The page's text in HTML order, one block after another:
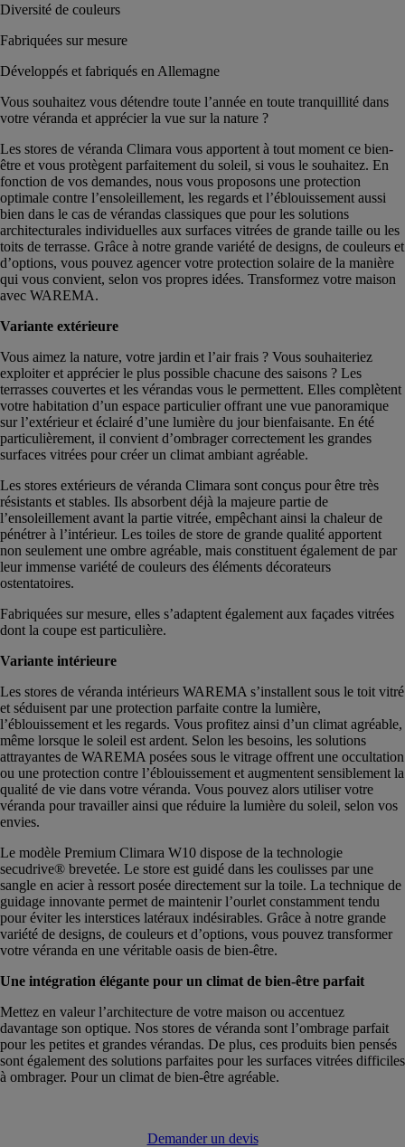
Diversité de couleurs
Fabriquées sur mesure
Développés et fabriqués en Allemagne
Vous souhaitez vous détendre toute l’année en toute tranquillité dans
votre véranda et apprécier la vue sur la nature ?
Les stores de véranda Climara vous apportent à tout moment ce bien-
être et vous protègent parfaitement du soleil, si vous le souhaitez. En
fonction de vos demandes, nous vous proposons une protection
optimale contre l’ensoleillement, les regards et l’éblouissement aussi
bien dans le cas de vérandas classiques que pour les solutions
architecturales individuelles aux surfaces vitrées de grande taille ou les
toits de terrasse. Grâce à notre grande variété de designs, de couleurs et
d’options, vous pouvez agencer votre protection solaire de la manière
qui vous convient, selon vos propres idées. Transformez votre maison
avec WAREMA.
Variante extérieure
Vous aimez la nature, votre jardin et l’air frais ? Vous souhaiteriez
exploiter et apprécier le plus possible chacune des saisons ? Les
terrasses couvertes et les vérandas vous le permettent. Elles complètent
votre habitation d’un espace particulier offrant une vue panoramique
sur l’extérieur et éclairé d’une lumière du jour bienfaisante. En été
particulièrement, il convient d’ombrager correctement les grandes
surfaces vitrées pour créer un climat ambiant agréable.
Les stores extérieurs de véranda Climara sont conçus pour être très
résistants et stables. Ils absorbent déjà la majeure partie de
l’ensoleillement avant la partie vitrée, empêchant ainsi la chaleur de
pénétrer à l’intérieur. Les toiles de store de grande qualité apportent
non seulement une ombre agréable, mais constituent également de par
leur immense variété de couleurs des éléments décorateurs
ostentatoires.
Fabriquées sur mesure, elles s’adaptent également aux façades vitrées
dont la coupe est particulière.
Variante intérieure
Les stores de véranda intérieurs WAREMA s’installent sous le toit vitré
et séduisent par une protection parfaite contre la lumière,
l’éblouissement et les regards. Vous profitez ainsi d’un climat agréable,
même lorsque le soleil est ardent. Selon les besoins, les solutions
attrayantes de WAREMA posées sous le vitrage offrent une occultation
ou une protection contre l’éblouissement et augmentent sensiblement la
qualité de vie dans votre véranda. Vous pouvez alors utiliser votre
véranda pour travailler ainsi que réduire la lumière du soleil, selon vos
envies.
Le modèle Premium Climara W10 dispose de la technologie
secudrive® brevetée. Le store est guidé dans les coulisses par une
sangle en acier à ressort posée directement sur la toile. La technique de
guidage innovante permet de maintenir l’ourlet constamment tendu
pour éviter les interstices latéraux indésirables. Grâce à notre grande
variété de designs, de couleurs et d’options, vous pouvez transformer
votre véranda en une véritable oasis de bien-être.
Une intégration élégante pour un climat de bien-être parfait
Mettez en valeur l’architecture de votre maison ou accentuez
davantage son optique. Nos stores de véranda sont l’ombrage parfait
pour les petites et grandes vérandas. De plus, ces produits bien pensés
sont également des solutions parfaites pour les surfaces vitrées difficiles
à ombrager. Pour un climat de bien-être agréable.
Demander un devis